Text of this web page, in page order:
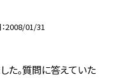
2008/01/31
た。質問に答えていた